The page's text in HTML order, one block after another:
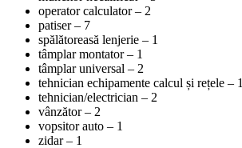
operator calculator – 2
patiser – 7
spălătoreasă lenjerie – 1
tâmplar montator – 1
tâmplar universal – 2
tehnician echipamente calcul și rețele – 1
tehnician/electrician – 2
vânzător – 2
vopsitor auto – 1
zidar – 1